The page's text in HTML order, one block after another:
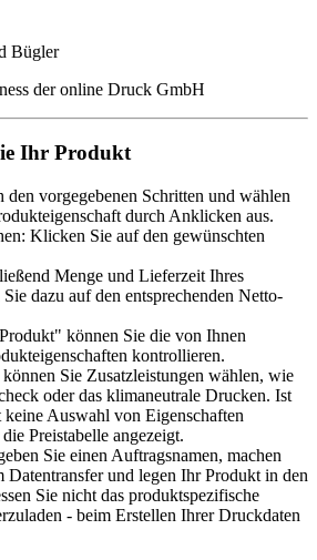
Bügler
der online Druck GmbH
Ihr Produkt
den vorgegebenen Schritten und wählen
durch Anklicken aus.
Klicken Sie auf den gewünschten
Menge und Lieferzeit Ihres
dazu auf den entsprechenden Netto-
können Sie die von Ihnen
kontrollieren.
Sie Zusatzleistungen wählen, wie
oder das klimaneutrale Drucken. Ist
Auswahl von Eigenschaften
Preistabelle angezeigt.
Sie einen Auftragsnamen, machen
Datentransfer und legen Ihr Produkt in den
Sie nicht das produktspezifische
- beim Erstellen Ihrer Druckdaten